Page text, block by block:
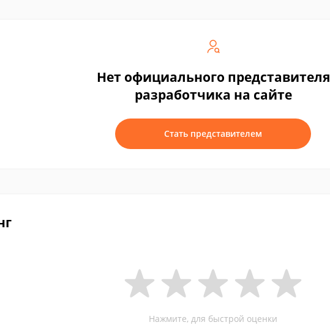
Нет официального представителя
разработчика на сайте
Стать представителем
Нажмите, для быстрой оценки